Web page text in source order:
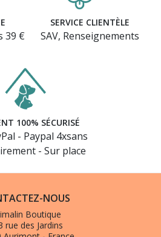
39 €
SERVICE CLIENTÈLE
SAV, Renseignements
100% SÉCURISÉ
- Paypal 4xsans
- Sur place
NOUS
Boutique
rue des Jardins